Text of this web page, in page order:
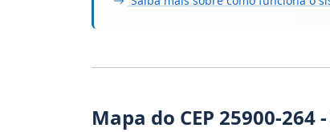
Mapa do CEP 25900-